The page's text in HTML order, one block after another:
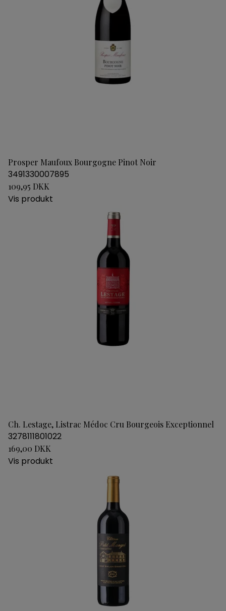
Prosper Maufoux Bourgogne Pinot Noir
3491330007895
109,95 DKK
Vis produkt
Ch. Lestage, Listrac Médoc Cru Bourgeois Exceptionnel
3278111801022
169,00 DKK
Vis produkt